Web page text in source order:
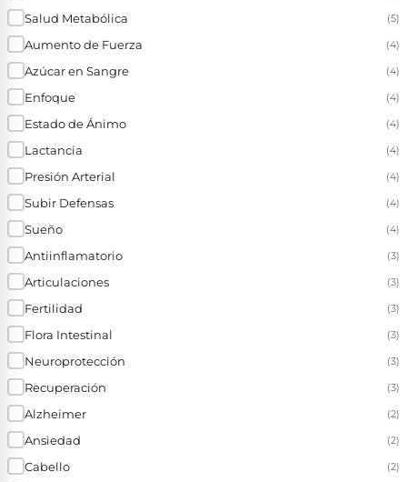
Salud Metabólica (5)
Aumento de Fuerza (4)
Azúcar en Sangre (4)
Enfoque (4)
Estado de Ánimo (4)
Lactancia (4)
Presión Arterial (4)
Subir Defensas (4)
Sueño (4)
Antiinflamatorio (3)
Articulaciones (3)
Fertilidad (3)
Flora Intestinal (3)
Neuroprotección (3)
Recuperación (3)
Alzheimer (2)
Ansiedad (2)
Cabello (2)